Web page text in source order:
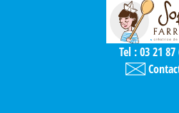
Tel : 03 21 87